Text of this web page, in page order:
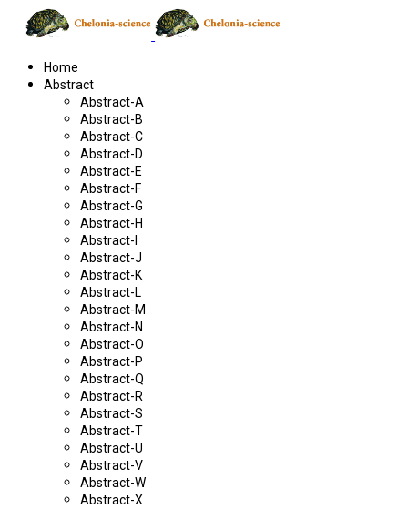
Home
Abstract
Abstract-A
Abstract-B
Abstract-C
Abstract-D
Abstract-E
Abstract-F
Abstract-G
Abstract-H
Abstract-I
Abstract-J
Abstract-K
Abstract-L
Abstract-M
Abstract-N
Abstract-O
Abstract-P
Abstract-Q
Abstract-R
Abstract-S
Abstract-T
Abstract-U
Abstract-V
Abstract-W
Abstract-X